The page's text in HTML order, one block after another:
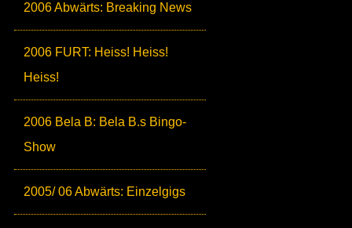
2006 Abwärts: Breaking News
2006 FURT: Heiss! Heiss!
Heiss!
2006 Bela B: Bela B.s Bingo-
Show
2005/ 06 Abwärts: Einzelgigs